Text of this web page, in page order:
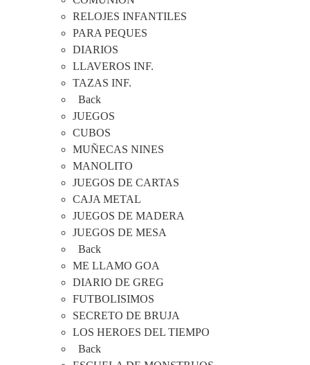
RELOJES INFANTILES
PARA PEQUES
DIARIOS
LLAVEROS INF.
TAZAS INF.
Back
JUEGOS
CUBOS
MUÑECAS NINES
MANOLITO
JUEGOS DE CARTAS
CAJA METAL
JUEGOS DE MADERA
JUEGOS DE MESA
Back
ME LLAMO GOA
DIARIO DE GREG
FUTBOLISIMOS
SECRETO DE BRUJA
LOS HEROES DEL TIEMPO
Back